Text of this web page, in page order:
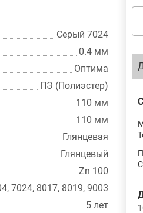
Серый 7024
0.4 мм
Оптима
ПЭ (Полиэстер)
110 мм
110 мм
Глянцевая
Глянцевый
Zn 100
7024, 8017, 8019, 9003
5 лет